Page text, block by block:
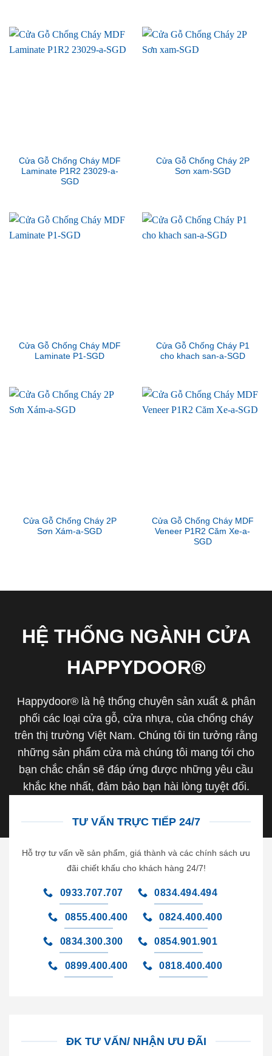
Cửa Gỗ Chống Cháy MDF
Laminate P1R2 23029-a-
SGD
Cửa Gỗ Chống Cháy 2P
Sơn xam-SGD
Cửa Gỗ Chống Cháy MDF
Laminate P1-SGD
Cửa Gỗ Chống Cháy P1
cho khach san-a-SGD
Cửa Gỗ Chống Cháy 2P
Sơn Xám-a-SGD
Cửa Gỗ Chống Cháy MDF
Veneer P1R2 Căm Xe-a-
SGD
HỆ THỐNG NGÀNH CỬA
HAPPYDOOR®
Happydoor® là hệ thống chuyên sản xuất & phân
phối các loại cửa gỗ, cửa nhựa, của chống cháy
trên thị trường Việt Nam. Chúng tôi tin tưởng rằng
những sản phẩm cửa mà chúng tôi mang tới cho
bạn chắc chắn sẽ đáp ứng được những yêu cầu
khắc khe nhất, đảm bảo bạn hài lòng tuyệt đối.
TƯ VẤN TRỰC TIẾP 24/7
Hỗ trợ tư vấn về sản phẩm, giá thành và các chính sách ưu
đãi chiết khấu cho khách hàng 24/7!
0933.707.707 0834.494.494
0855.400.400 0824.400.400
0834.300.300 0854.901.901
0899.400.400 0818.400.400
ĐK TƯ VẤN/ NHẬN ƯU ĐÃI